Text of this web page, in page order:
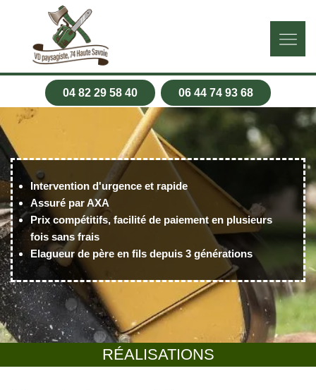
04 82 29 58 40 06 44 74 93 68
RÉALISATIONS
Intervention d'urgence et rapide
Assuré par AXA
Prix compétitifs, facilité de paiement en plusieurs
fois sans frais
Elagueur de père en fils depuis 3 générations